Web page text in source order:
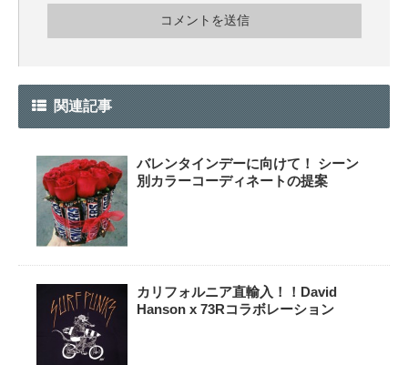
関連記事
バレンタインデーに向けて！ シーン
別カラーコーディネートの提案
カリフォルニア直輸入！！David
Hanson x 73Rコラボレーション